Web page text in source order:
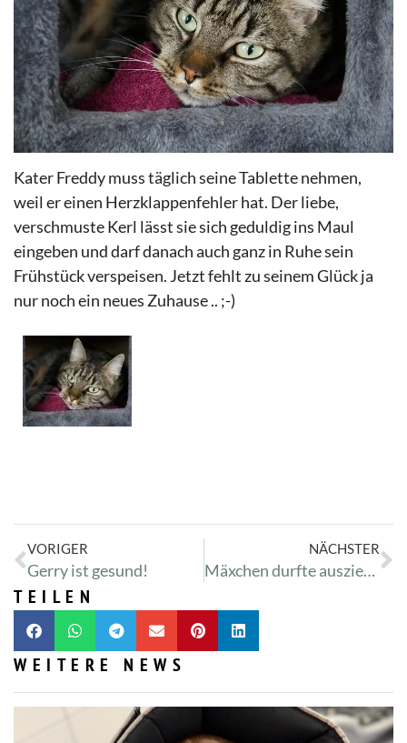
Kater Freddy muss täglich seine Tablette nehmen,
weil er einen Herzklappenfehler hat. Der liebe,
verschmuste Kerl lässt sie sich geduldig ins Maul
eingeben und darf danach auch ganz in Ruhe sein
Frühstück verspeisen. Jetzt fehlt zu seinem Glück ja
nur noch ein neues Zuhause .. ;-)
VORIGER
Gerry ist gesund!
NÄCHSTER
Mäxchen durfte ausziehen! :-D
TEILEN
WEITERE NEWS